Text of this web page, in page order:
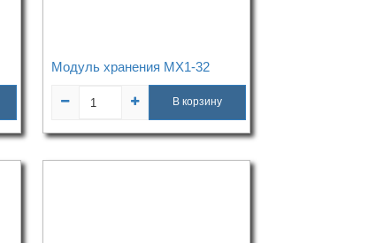
Модуль хранения МХ1-32
В корзину